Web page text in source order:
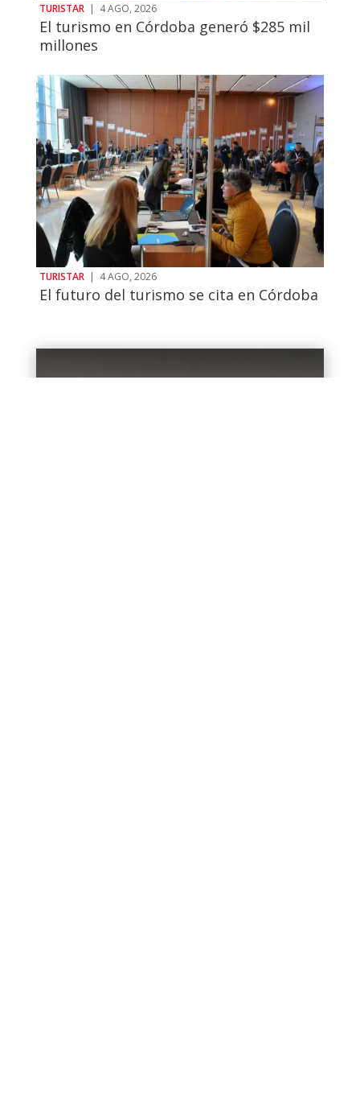
TURISTAR | 4 AGO, 2026
El turismo en Córdoba generó $285 mil
millones
TURISTAR | 4 AGO, 2026
El futuro del turismo se cita en Córdoba